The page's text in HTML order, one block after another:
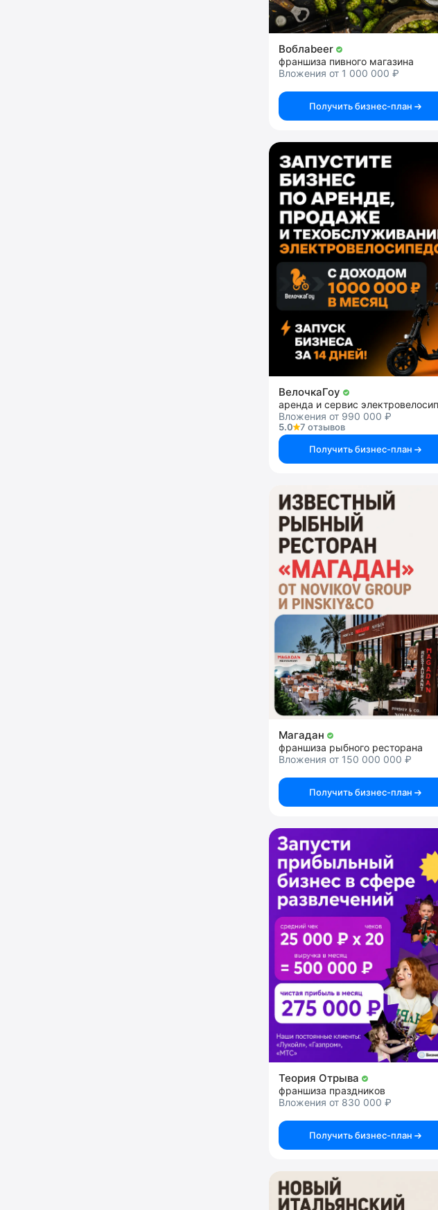
Воблаbeer
франшиза пивного магазина
Вложения от 1 000 000 ₽
Получить бизнес-план
ВелочкаГоу
Вложения от 990 000 ₽
5.0
7 отзывов
Получить бизнес-план
Магадан
франшиза рыбного ресторана
Вложения от 150 000 000 ₽
Получить бизнес-план
Теория Отрыва
франшиза праздников
Вложения от 830 000 ₽
Получить бизнес-план